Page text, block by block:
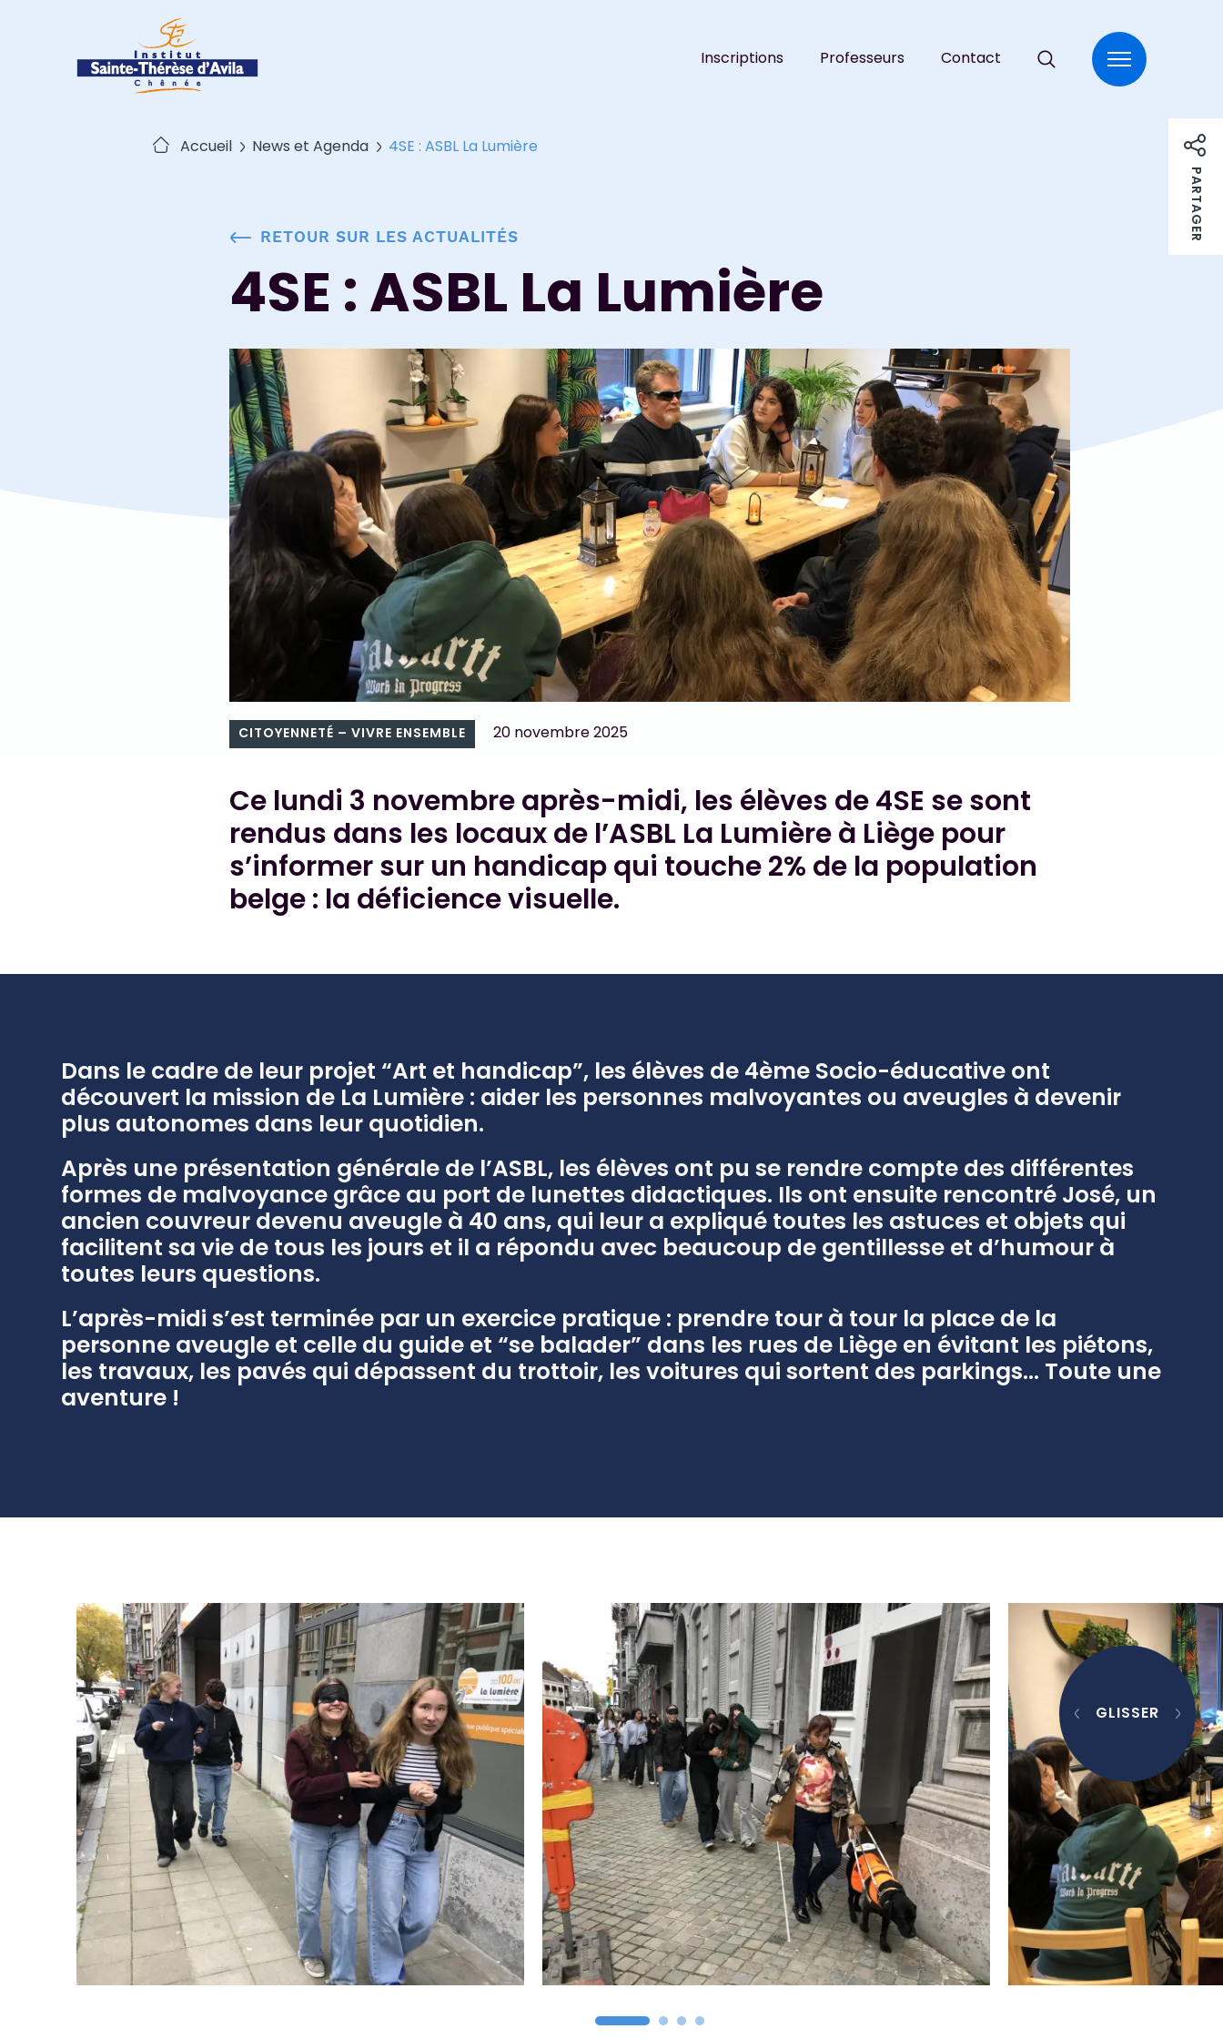
Inscriptions Professeurs Contact
RECHERCHER :
PARTAGER
Accueil News et Agenda 4SE : ASBL La Lumière
RETOUR SUR LES ACTUALITÉS
4SE : ASBL La Lumière
CITOYENNETÉ – VIVRE ENSEMBLE 20 novembre 2025
Ce lundi 3 novembre après-midi, les élèves de 4SE se sont
rendus dans les locaux de l’ASBL La Lumière à Liège pour
s’informer sur un handicap qui touche 2% de la population
belge : la déficience visuelle.
Dans le cadre de leur projet “Art et handicap”, les élèves de 4ème Socio-éducative ont
découvert la mission de La Lumière : aider les personnes malvoyantes ou aveugles à devenir
plus autonomes dans leur quotidien.
Après une présentation générale de l’ASBL, les élèves ont pu se rendre compte des différentes
formes de malvoyance grâce au port de lunettes didactiques. Ils ont ensuite rencontré José, un
ancien couvreur devenu aveugle à 40 ans, qui leur a expliqué toutes les astuces et objets qui
facilitent sa vie de tous les jours et il a répondu avec beaucoup de gentillesse et d’humour à
toutes leurs questions.
L’après-midi s’est terminée par un exercice pratique : prendre tour à tour la place de la
personne aveugle et celle du guide et “se balader” dans les rues de Liège en évitant les piétons,
les travaux, les pavés qui dépassent du trottoir, les voitures qui sortent des parkings… Toute une
aventure !